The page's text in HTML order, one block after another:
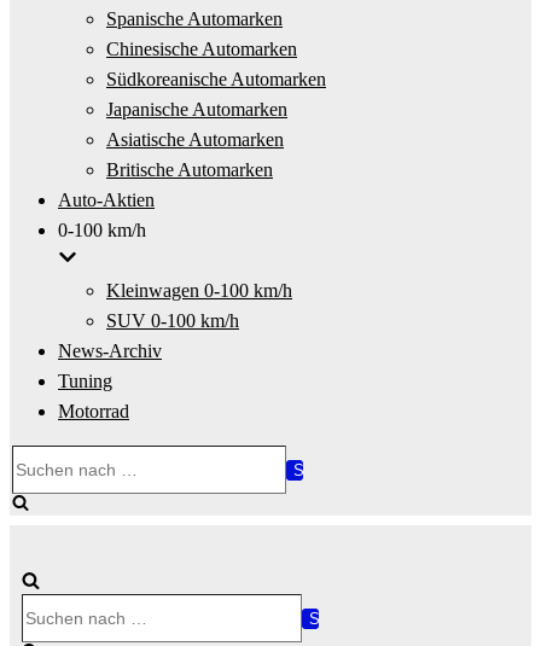
Spanische Automarken
Chinesische Automarken
Südkoreanische Automarken
Japanische Automarken
Asiatische Automarken
Britische Automarken
Auto-Aktien
0-100 km/h
Kleinwagen 0-100 km/h
SUV 0-100 km/h
News-Archiv
Tuning
Motorrad
nach …
nach …